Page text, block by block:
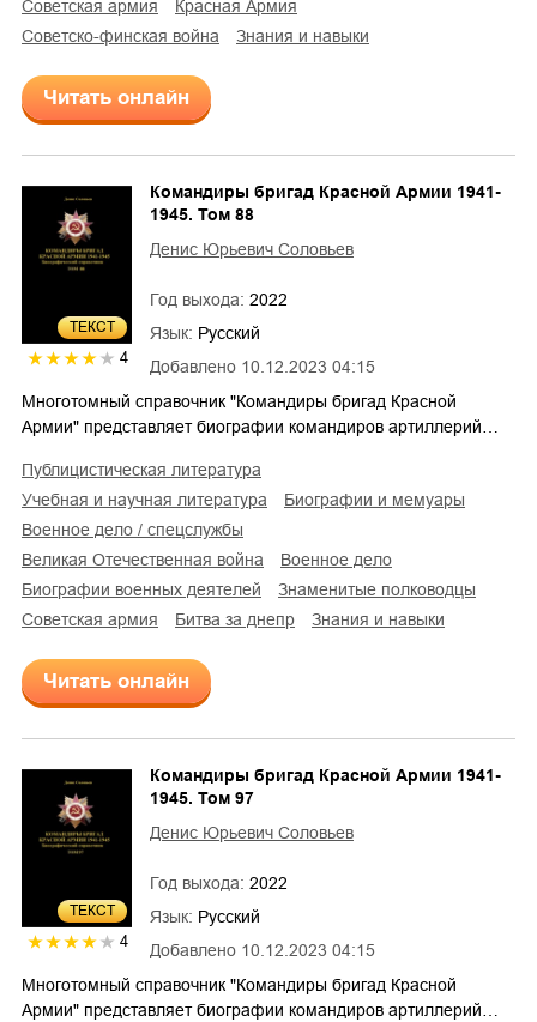
советская армия
Красная Армия
советско-финская война
знания и навыки
Читать онлайн
ТЕКСТ
4 Добавлено 10.12.2023 04:15
Командиры бригад Красной Армии 1941-
1945. Том 88
Денис Юрьевич Соловьев
Год выхода: 2022
Язык: Русский
Многотомный справочник "Командиры бригад Красной
Армии" представляет биографии командиров артиллерий…
публицистическая литература
учебная и научная литература
биографии и мемуары
военное дело / спецслужбы
Великая Отечественная война
военное дело
биографии военных деятелей
знаменитые полководцы
советская армия
битва за днепр знания и навыки
Читать онлайн
ТЕКСТ
4 Добавлено 10.12.2023 04:15
Командиры бригад Красной Армии 1941-
1945. Том 97
Денис Юрьевич Соловьев
Год выхода: 2022
Язык: Русский
Многотомный справочник "Командиры бригад Красной
Армии" представляет биографии командиров артиллерий…